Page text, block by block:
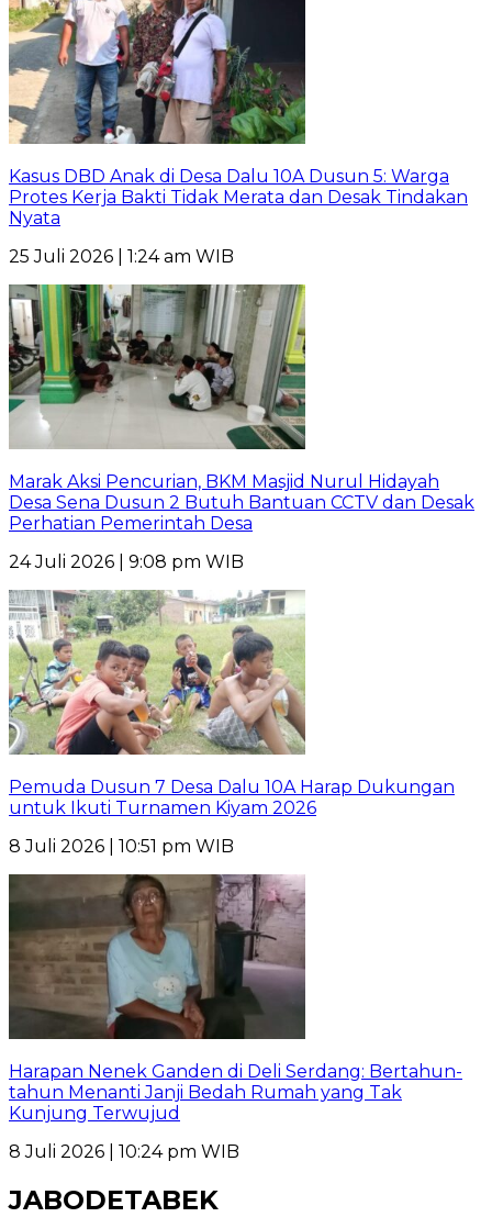
Kasus DBD Anak di Desa Dalu 10A Dusun 5: Warga
Protes Kerja Bakti Tidak Merata dan Desak Tindakan
Nyata
25 Juli 2026 | 1:24 am WIB
Marak Aksi Pencurian, BKM Masjid Nurul Hidayah
Desa Sena Dusun 2 Butuh Bantuan CCTV dan Desak
Perhatian Pemerintah Desa
24 Juli 2026 | 9:08 pm WIB
Pemuda Dusun 7 Desa Dalu 10A Harap Dukungan
untuk Ikuti Turnamen Kiyam 2026
8 Juli 2026 | 10:51 pm WIB
Harapan Nenek Ganden di Deli Serdang: Bertahun-
tahun Menanti Janji Bedah Rumah yang Tak
Kunjung Terwujud
8 Juli 2026 | 10:24 pm WIB
JABODETABEK